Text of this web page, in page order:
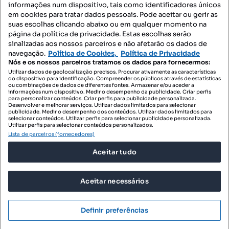
Mapa do Site
Contacte-nos
SIGA-NOS:
DESCARREGAR NA:
© 2026 Imovirtual.com, OLX Portugal, S.A.
TERMOS DE UTILIZAÇÃO
POLÍTICA DE PRIVACIDADE
CONFIGURAÇÕES DE PRIVACIDADE
informações num dispositivo, tais como identificadores únicos
em cookies para tratar dados pessoais. Pode aceitar ou gerir as
suas escolhas clicando abaixo ou em qualquer momento na
página da política de privacidade. Estas escolhas serão
sinalizadas aos nossos parceiros e não afetarão os dados de
navegação. Política de Cookies, Política de Privacidade
Nós e os nossos parceiros tratamos os dados para fornecermos:
Utilizar dados de geolocalização precisos. Procurar ativamente as características
do dispositivo para identificação. Compreender os públicos através de estatísticas
ou combinações de dados de diferentes fontes. Armazenar e/ou aceder a
informações num dispositivo. Medir o desempenho da publicidade. Criar perfis
para personalizar conteúdos. Criar perfis para publicidade personalizada.
Desenvolver e melhorar serviços. Utilizar dados limitados para selecionar
publicidade. Medir o desempenho dos conteúdos. Utilizar dados limitados para
selecionar conteúdos. Utilizar perfis para selecionar publicidade personalizada.
Utilizar perfis para selecionar conteúdos personalizados.
Lista de parceiros (fornecedores)
Aceitar tudo
Aceitar necessários
Definir preferências